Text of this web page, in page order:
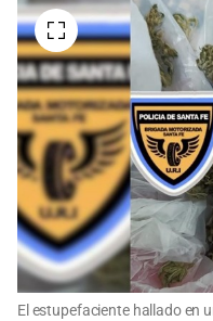
El estupefaciente hallado en